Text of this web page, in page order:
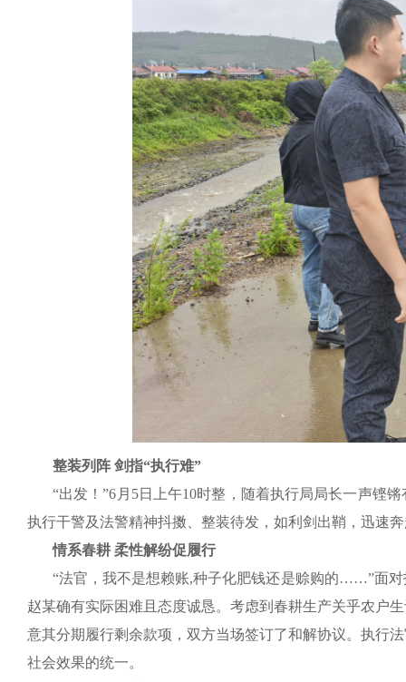
整装列阵 剑指“执行难”
“出发！”6月5日上午10时整，随着执行局局长一声铿
执行干警及法警精神抖擞、整装待发，如利剑出鞘，迅速
情系春耕 柔性解纷促履行
“法官，我不是想赖账,种子化肥钱还是赊购的……”面
赵某确有实际困难且态度诚恳。考虑到春耕生产关乎农户
意其分期履行剩余款项，双方当场签订了和解协议。执行
社会效果的统一。